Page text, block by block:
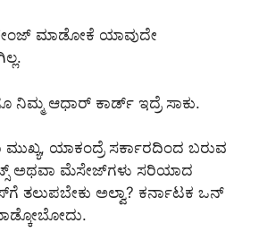
ಮಾಡೋಕೆ ಯಾವುದೇ
ನಿಮ್ಮ ಆಧಾರ್ ಕಾರ್ಡ್ ಇದ್ರೆ ಸಾಕು.
ಯಾಕಂದ್ರೆ ಸರ್ಕಾರದಿಂದ ಬರುವ
ಅಥವಾ ಮೆಸೇಜ್‌ಗಳು ಸರಿಯಾದ
ತಲುಪಬೇಕು ಅಲ್ವಾ? ಕರ್ನಾಟಕ ಒನ್